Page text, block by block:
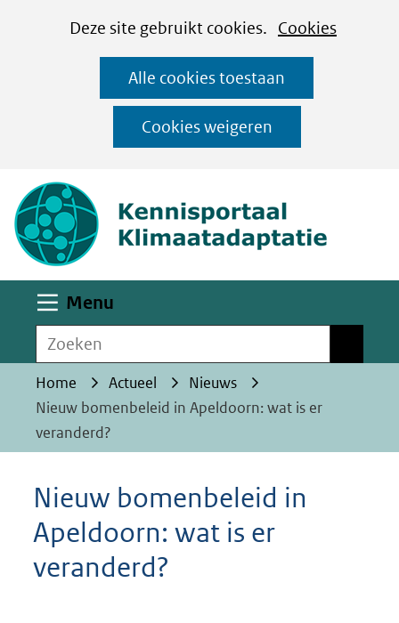
CookiesDeze site gebruikt cookies. Cookies
op
deze
website
worden
toegestaan
geweigerd.
Alle cookies toestaan
Cookies weigeren
Ga
naar
de
inhoud
Menu
Zoeken
Home Actueel
Nieuws
Nieuw bomenbeleid in Apeldoorn: wat is er
veranderd?
Nieuw bomenbeleid in
Apeldoorn: wat is er
veranderd?